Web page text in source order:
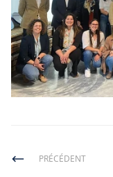
PRÉCÉDENT